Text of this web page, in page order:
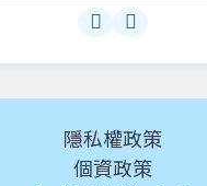
隱私權政策
個資政策